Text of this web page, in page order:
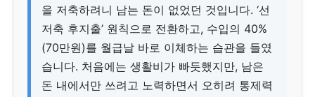
을 저축하려니 남는 돈이 없었던 것입니다. ‘선
저축 후지출’ 원칙으로 전환하고, 수입의 40%
(70만원)를 월급날 바로 이체하는 습관을 들였
습니다. 처음에는 생활비가 빠듯했지만, 남은
돈 내에서만 쓰려고 노력하면서 오히려 통제력